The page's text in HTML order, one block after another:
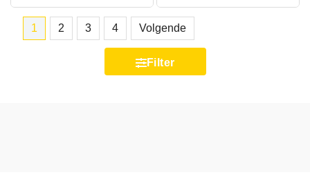
1 2 3 4 Volgende
Filter